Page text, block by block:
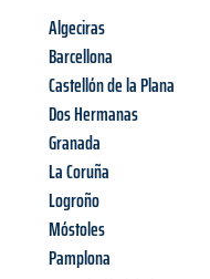
Algeciras
Barcellona
Castellón de la Plana
Dos Hermanas
Granada
La Coruña
Logroño
Móstoles
Pamplona